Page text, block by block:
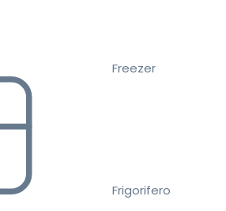
Freezer
Frigorifero